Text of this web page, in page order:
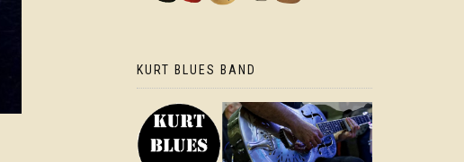
KURT BLUES BAND